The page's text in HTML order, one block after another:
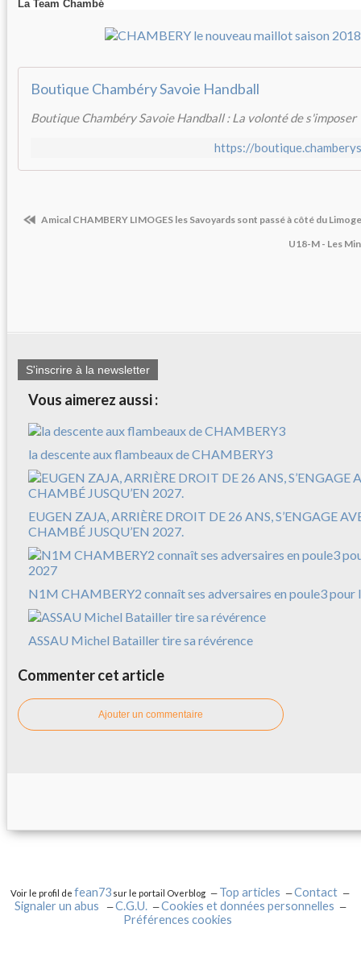
La Team Chambé
Boutique Chambéry Savoie Handball
Boutique Chambéry Savoie Handball : La volonté de s'imposer
https://
Amical CHAMBERY LIMOGES les Savoyards sont passé à côté du
U18-M - Les
S'inscrire à la newsletter
Vous aimerez aussi :
la descente aux flambeaux de CHAMBERY3
EUGEN ZAJA, ARRIÈRE DROIT DE 26 ANS, S’ENGAGE
CHAMBÉ JUSQU’EN 2027.
N1M CHAMBERY2 connaît ses adversaires en poule3 pour
ASSAU Michel Batailler tire sa révérence
Commenter cet article
Ajouter un commentaire
Voir le profil defean73 sur le portail Overblog Top articles
Contact
Signaler un abus
C.G.U.
Cookies et données personnelles
Préférences cookies